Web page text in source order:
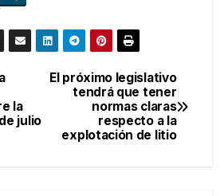
El próximo legislativo
tendrá que tener
normas claras
respecto a la
explotación de litio
la
julio